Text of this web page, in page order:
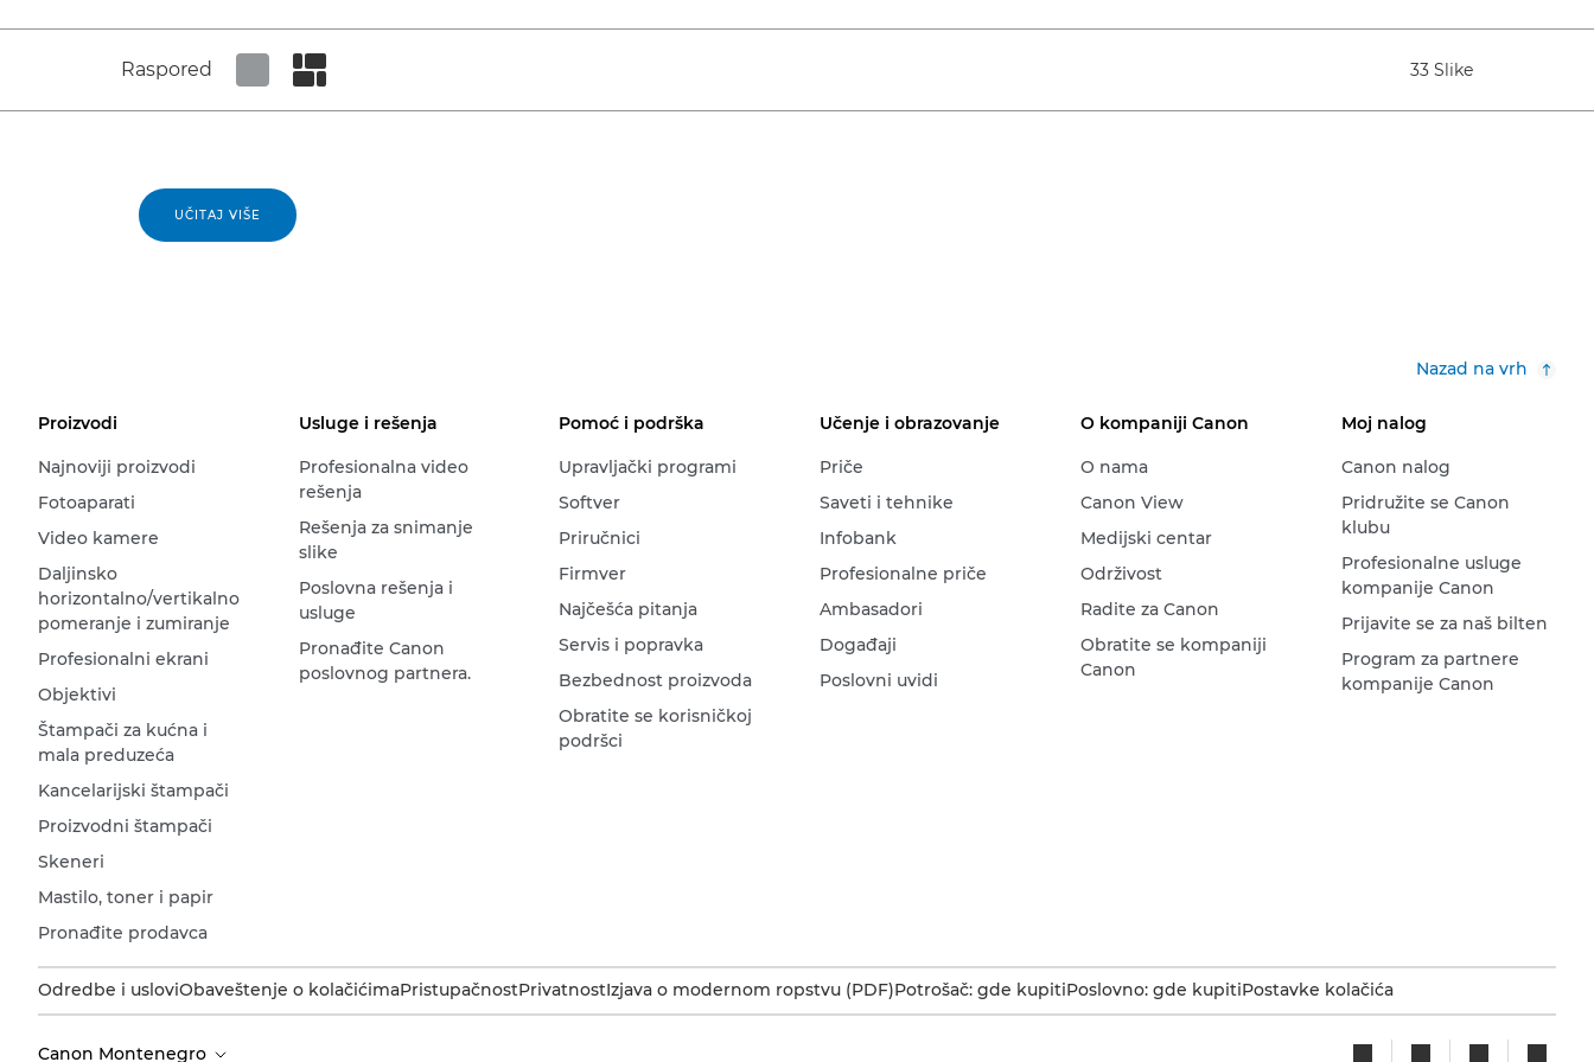
Raspored 33 Slike
UČITAJ VIŠE
Nazad na vrh
Proizvodi
Najnoviji proizvodi
Fotoaparati
Video kamere
Daljinsko
horizontalno/vertikalno
pomeranje i zumiranje
Profesionalni ekrani
Objektivi
Štampači za kućna i
mala preduzeća
Kancelarijski štampači
Proizvodni štampači
Skeneri
Mastilo, toner i papir
Pronađite prodavca
Usluge i rešenja
Profesionalna video
rešenja
Rešenja za snimanje
slike
Poslovna rešenja i
usluge
Pronađite Canon
poslovnog partnera.
Pomoć i podrška
Upravljački programi
Softver
Priručnici
Firmver
Najčešća pitanja
Servis i popravka
Bezbednost proizvoda
Obratite se korisničkoj
podršci
Učenje i obrazovanje
Priče
Saveti i tehnike
Infobank
Profesionalne priče
Ambasadori
Događaji
Poslovni uvidi
O kompaniji Canon
O nama
Canon View
Medijski centar
Održivost
Radite za Canon
Obratite se kompaniji
Canon
Moj nalog
Canon nalog
Pridružite se Canon
klubu
Profesionalne usluge
kompanije Canon
Prijavite se za naš bilten
Program za partnere
kompanije Canon
Odredbe i usloviObaveštenje o kolačićimaPristupačnostPrivatnostIzjava o modernom ropstvu (PDF)Potrošač: gde kupitiPoslovno: gde kupitiPostavke kolačića
Canon Montenegro